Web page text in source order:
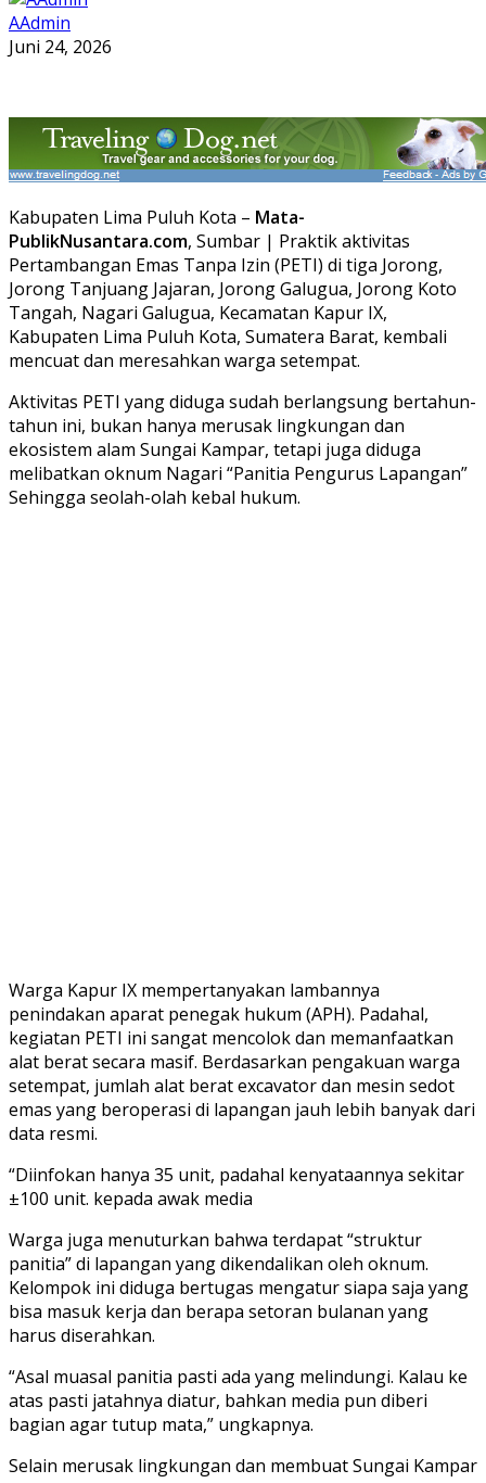
AAdmin
Juni 24, 2026
Kabupaten Lima Puluh Kota – Mata-
PublikNusantara.com, Sumbar | Praktik aktivitas
Pertambangan Emas Tanpa Izin (PETI) di tiga Jorong,
Jorong Tanjuang Jajaran, Jorong Galugua, Jorong Koto
Tangah, Nagari Galugua, Kecamatan Kapur IX,
Kabupaten Lima Puluh Kota, Sumatera Barat, kembali
mencuat dan meresahkan warga setempat.
Aktivitas PETI yang diduga sudah berlangsung bertahun-
tahun ini, bukan hanya merusak lingkungan dan
ekosistem alam Sungai Kampar, tetapi juga diduga
melibatkan oknum Nagari “Panitia Pengurus Lapangan”
Sehingga seolah-olah kebal hukum.
Warga Kapur IX mempertanyakan lambannya
penindakan aparat penegak hukum (APH). Padahal,
kegiatan PETI ini sangat mencolok dan memanfaatkan
alat berat secara masif. Berdasarkan pengakuan warga
setempat, jumlah alat berat excavator dan mesin sedot
emas yang beroperasi di lapangan jauh lebih banyak dari
data resmi.
“Diinfokan hanya 35 unit, padahal kenyataannya sekitar
±100 unit. kepada awak media
Warga juga menuturkan bahwa terdapat “struktur
panitia” di lapangan yang dikendalikan oleh oknum.
Kelompok ini diduga bertugas mengatur siapa saja yang
bisa masuk kerja dan berapa setoran bulanan yang
harus diserahkan.
“Asal muasal panitia pasti ada yang melindungi. Kalau ke
atas pasti jatahnya diatur, bahkan media pun diberi
bagian agar tutup mata,” ungkapnya.
Selain merusak lingkungan dan membuat Sungai Kampar